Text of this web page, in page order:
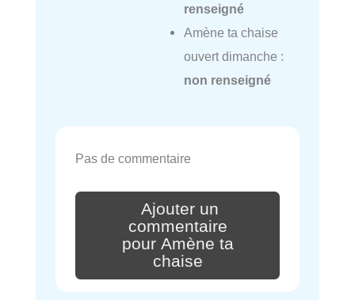
renseigné
Amène ta chaise
ouvert dimanche :
non renseigné
Pas de commentaire
Ajouter un
commentaire
pour Amène ta
chaise